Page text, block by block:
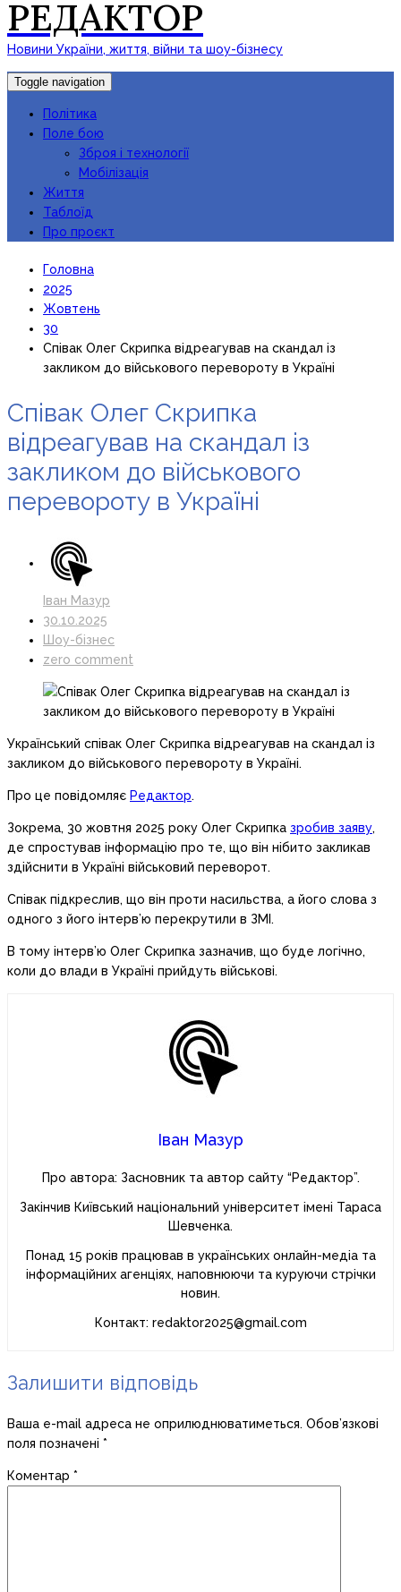
РЕДАКТОР
Новини України, життя, війни та шоу-бізнесу
Toggle navigation
Політика
Поле бою
Зброя і технології
Мобілізація
Життя
Таблоїд
Про проєкт
Головна
2025
Жовтень
30
Співак Олег Скрипка відреагував на скандал із
закликом до військового перевороту в Україні
Співак Олег Скрипка
відреагував на скандал із
закликом до військового
перевороту в Україні
Іван Мазур
30.10.2025
Шоу-бізнес
zero comment
Український співак Олег Скрипка відреагував на скандал із
закликом до військового перевороту в Україні.
Про це повідомляє Редактор.
Зокрема, 30 жовтня 2025 року Олег Скрипка зробив заяву,
де спростував інформацію про те, що він нібито закликав
здійснити в Україні військовий переворот.
Співак підкреслив, що він проти насильства, а його слова з
одного з його інтерв’ю перекрутили в ЗМІ.
В тому інтерв’ю Олег Скрипка зазначив, що буде логічно,
коли до влади в Україні прийдуть військові.
Іван Мазур
Про автора: Засновник та автор сайту “Редактор”.
Закінчив Київський національний університет імені Тараса
Шевченка.
Понад 15 років працював в українських онлайн-медіа та
інформаційних агенціях, наповнюючи та куруючи стрічки
новин.
Контакт: redaktor2025@gmail.com
Залишити відповідь
Ваша e-mail адреса не оприлюднюватиметься. Обов’язкові
поля позначені *
Коментар *